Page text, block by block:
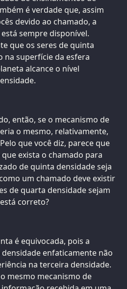
é verdade que, assim
devido ao chamado, a
sempre disponível.
que os seres de quinta
na superfície da esfera
alcance o nível
então, se o mecanismo de
o mesmo, relativamente,
que você diz, parece que
exista o chamado para
de quinta densidade seja
um chamado deve existir
de quarta densidade sejam
correto?
é equivocada, pois a
enfaticamente não
na terceira densidade.
mesmo mecanismo de